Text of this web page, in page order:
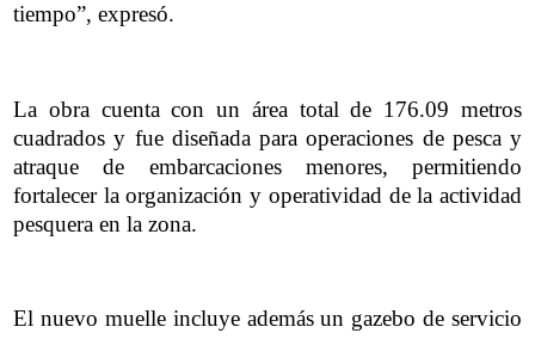
tiempo”, expresó.
La obra cuenta con un área total de 176.09 metros
cuadrados y fue diseñada para operaciones de pesca y
atraque de embarcaciones menores, permitiendo
fortalecer la organización y operatividad de la actividad
pesquera en la zona.
El nuevo muelle incluye además un gazebo de servicio